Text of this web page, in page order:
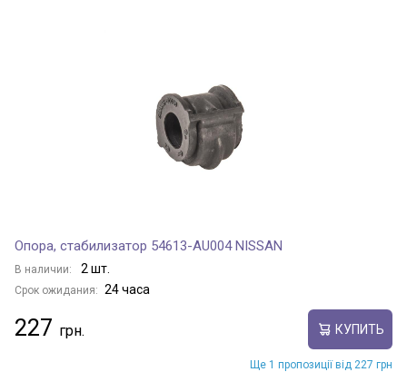
Опора, стабилизатор 54613-AU004 NISSAN
В наличии: 2 шт.
Срок ожидания: 24 часа
227 КУПИТЬ
Ще 1 пропозиції від 227 грн